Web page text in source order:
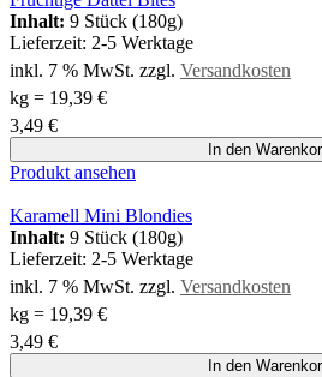
Inhalt: 9 Stück (180g)
Lieferzeit: 2-5 Werktage
inkl. 7 % MwSt. zzgl. Versandkosten
kg = 19,39 €
3,49 €
In den
Produkt ansehen
Karamell Mini Blondies
Inhalt: 9 Stück (180g)
Lieferzeit: 2-5 Werktage
inkl. 7 % MwSt. zzgl. Versandkosten
kg = 19,39 €
3,49 €
In den